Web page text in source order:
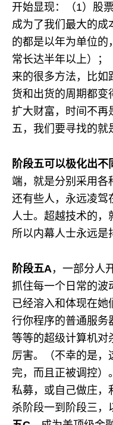
开始显现：（1）股
成为了我们最大的成
的都是以年为单位的
常长达半年以上）；
来的很多方法，比如
货和出货的周期都变
扩大财富，时间不再
五，我们要寻找的就
阶段五可以极化出不
端，就是分别采用各
还有些人，永远凌驾
人士。超越技术的，
所以内幕人士永远是
阶段五A ，一部分人
抓住每一个日常的波
已经溶入和体现在她
行你程序的普通服务
等等的超级计算机对
厉害。（不幸的是，
完，而且正被调控）。
私募，或自己做庄，
杀阶段一到阶段三，